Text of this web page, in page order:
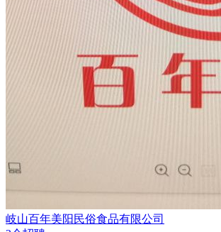
岐山百年美阳民俗食品有限公司